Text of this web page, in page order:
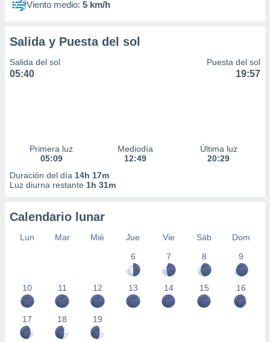
Viento medio: 5 km/h
Salida y Puesta del sol
Salida del sol
05:40
Puesta del sol
19:57
Primera luz
05:09
Mediodía
12:49
Última luz
20:29
Duración del día 14h 17m
Luz diurna restante 1h 31m
Calendario lunar
Lun Mar Mié Jue Vie Sáb
Dom
6
7 8 9
10 11 12 13 14 15 16
17 18 19